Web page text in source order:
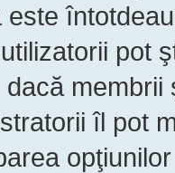
este
pot
dacă
îl pot